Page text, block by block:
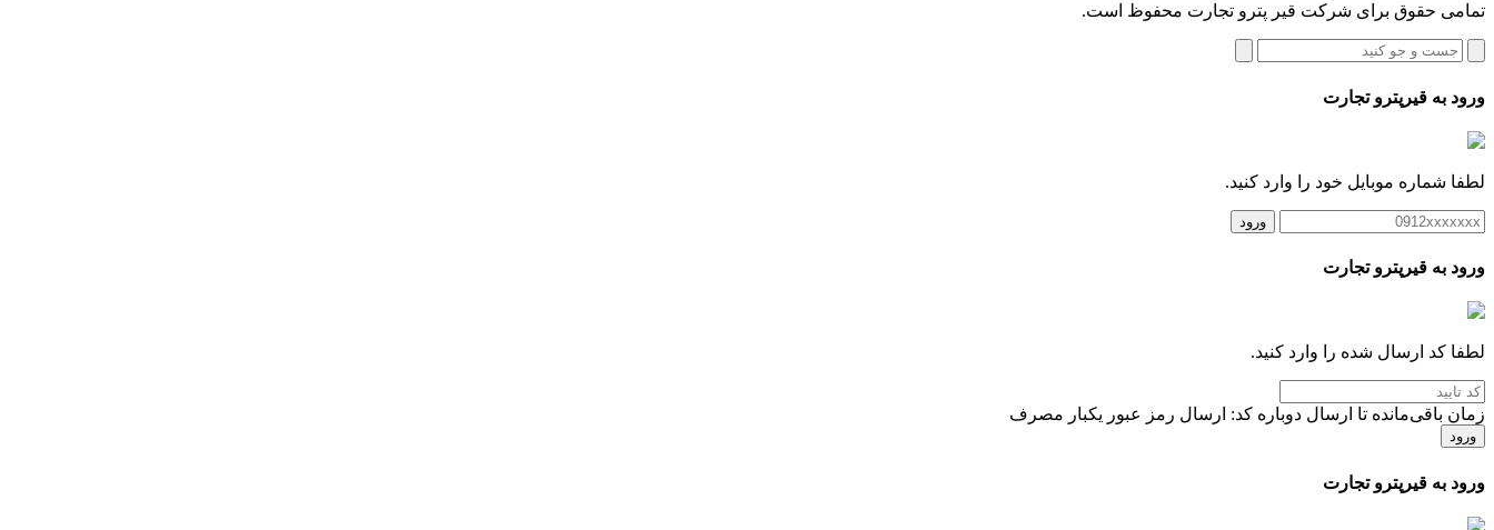
تمامی حقوق برای شرکت قیر پترو تجارت محفوظ است.
ورود به قیرپترو تجارت
لطفا شماره موبایل خود را وارد کنید.
ورود
ورود به قیرپترو تجارت
لطفا کد ارسال شده را وارد کنید.
زمان باقی‌مانده تا ارسال دوباره کد: ارسال رمز عبور یکبار مصرف
ورود
ورود به قیرپترو تجارت